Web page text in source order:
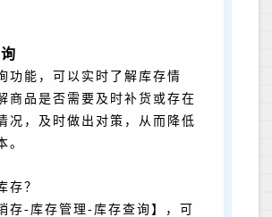
功能，可以实时了解库存情
商品是否需要及时补货或存在
况，及时做出对策，从而降低
。
存？
存-库存管理-库存查询】，可